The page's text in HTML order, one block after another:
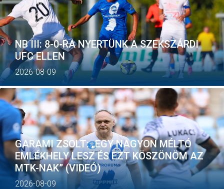
CSAPATOK
MÉRKŐZÉSEK
KLUB
GALÉRIA
SZURKOLÓI ÉLMÉNYEK
AKKREDITÁCIÓ
NB III: 8-0-RA NYERTÜNK A SZEKSZÁRDI
UFC ELLEN
2026-08-09
GARAMI ZSOLT: „EGY NAGYON MÉLTÓ
EMLÉKHELY LESZ ÉS EZT KÖSZÖNÖM AZ
MTK-NAK” (VIDEÓ)
2026-08-09